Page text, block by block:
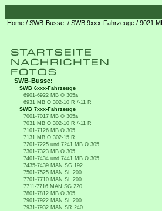
Home / SWB-Busse: / SWB 9xxx-Fahrzeuge / 9021
SWB-Busse:
SWB 6xxx-Fahrzeuge
-6901-6922 MB O 305a
-6931 MB O 302-10 R /-11 R
SWB 7xxx-Fahrzeuge
-7001-7017 MB O 305a
-7031 MB O 302-10 R /-11 R
-7101-7126 MB O 305
-7131 MB O 302-15 R
-7201-7225 und 7241 MB O 305
-7301-7323 MB O 305
-7401-7434 und 7441 MB O 305
-7435-7439 MAN SG 192
-7501-7525 MAN SL 200
-7701-7710 MAN SL 200
-7711-7716 MAN SG 220
-7801-7812 MB O 305
-7901-7922 MAN SL 200
-7931-7932 MAN SR 240